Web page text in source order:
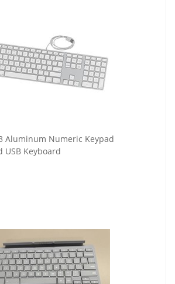
Aluminum Numeric Keypad
USB Keyboard